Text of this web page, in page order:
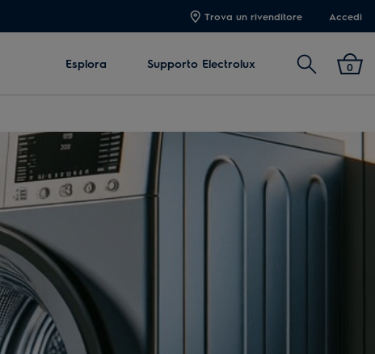
Trova un rivenditore Accedi
Esplora Supporto Electrolux Cerca 0